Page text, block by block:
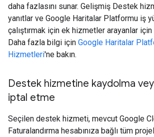
daha fazlasını sunar. Gelişmiş Destek
yanıtlar ve Google Haritalar Platformu iş
çalıştırmak için ek hizmetler arayanlar için
Daha fazla bilgi için Google Haritalar
Hizmetleri'ne bakın.
Destek hizmetine kaydolma
iptal etme
Seçilen destek hizmeti, mevcut Google
Faturalandırma hesabınıza bağlı tüm